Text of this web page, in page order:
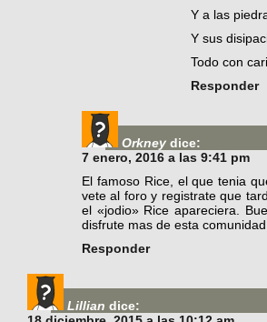
Y a las
Y sus
Todo con
Responder
Orkney dice:
7 enero, 2016 a las 9:41 pm
El famoso Rice, el que tenia
vete al foro y registrate que
el «jodio» Rice apareciera.
disfrute mas de esta
Responder
Lillian dice: